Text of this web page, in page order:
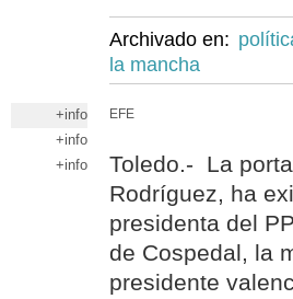
Archivado en:
la mancha
+info
+info
+info
EFE
Toledo.- La
Rodríguez, ha
presidenta del
de Cospedal, la
presidente